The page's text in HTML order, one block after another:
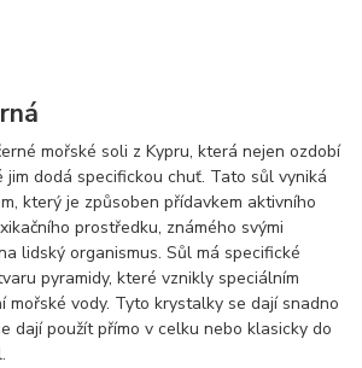
mořské soli z Kypru, která nejen ozdobí
jim dodá specifickou chuť. Tato sůl vyniká
který je způsoben přídavkem aktivního
prostředku, známého svými
lidský organismus. Sůl má specifické
pyramidy, které vznikly speciálním
mořské vody. Tyto krystalky se dají snadno
dají použít přímo v celku nebo klasicky do